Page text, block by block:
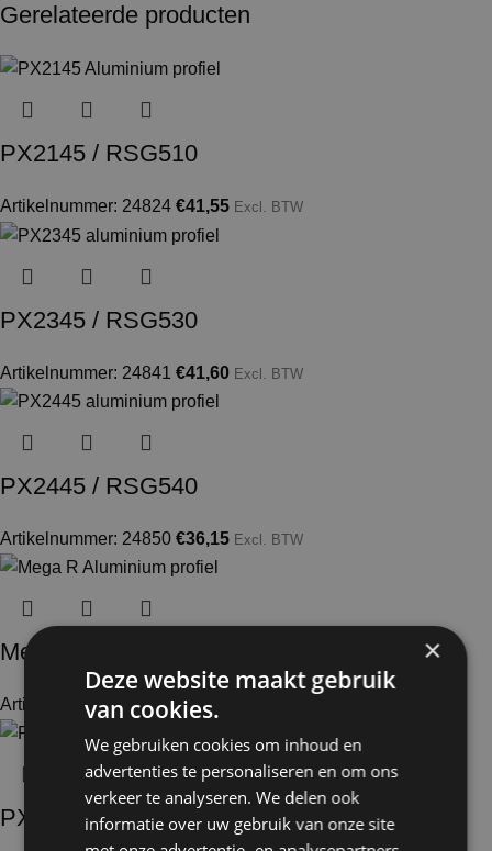
Gerelateerde producten
PX2145 / RSG510
Artikelnummer: 24824 €41,55 Excl. BTW
PX2345 / RSG530
Artikelnummer: 24841 €41,60 Excl. BTW
PX2445 / RSG540
Artikelnummer: 24850 €36,15 Excl. BTW
Mega R
Artikelnummer: 24584€78,80
PX6019 / S61
×
Deze website maakt gebruik
van cookies.
We gebruiken cookies om inhoud en
advertenties te personaliseren en om ons
verkeer te analyseren. We delen ook
informatie over uw gebruik van onze site